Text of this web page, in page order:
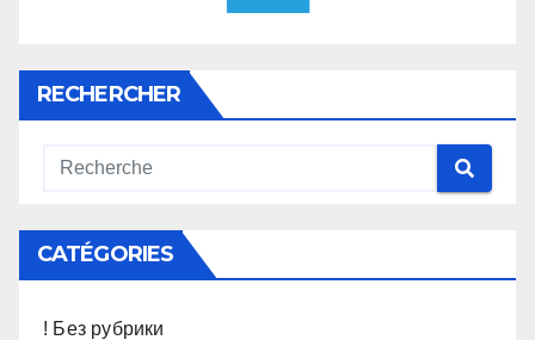
RECHERCHER
CATÉGORIES
! Без рубрики